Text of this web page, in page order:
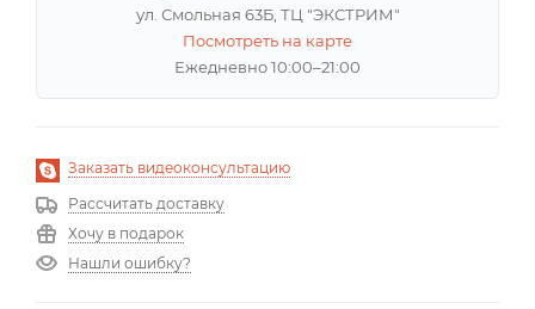
ул. Смольная 63Б, ТЦ "ЭКСТРИМ"
Посмотреть на карте
Ежедневно 10:00–21:00
Заказать видеоконсультацию
Рассчитать доставку
Хочу в подарок
Нашли ошибку?